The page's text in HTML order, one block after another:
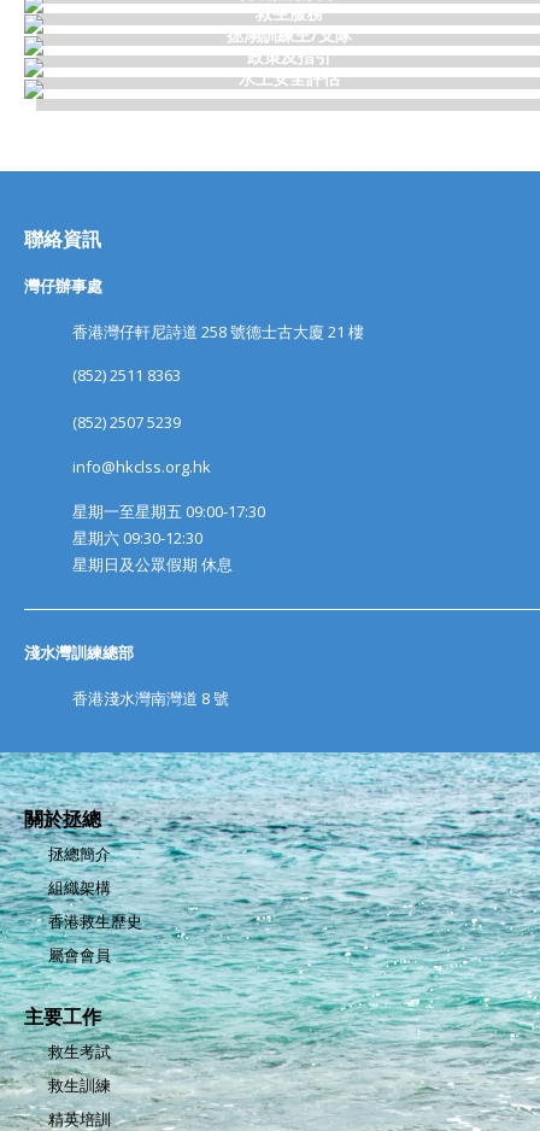
救生服務
拯溺訓練主/支隊
政策及指引
水上安全評估
聯絡資訊
灣仔辦事處
香港灣仔軒尼詩道 258 號德士古大廈 21 樓
(852) 2511 8363
(852) 2507 5239
info@hkclss.org.hk
星期一至星期五 09:00-17:30
星期六 09:30-12:30
星期日及公眾假期 休息
淺水灣訓練總部
香港淺水灣南灣道 8 號
關於拯總
拯總簡介
組織架構
香港救生歷史
屬會會員
主要工作
救生考試
救生訓練
精英培訓